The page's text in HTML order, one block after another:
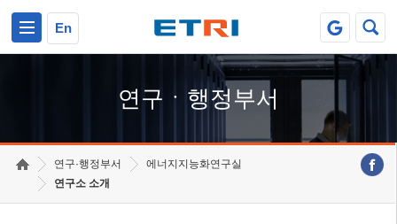
En
연구ㆍ행정부서
연구·행정부서
에너지지능화연구실
연구소 소개